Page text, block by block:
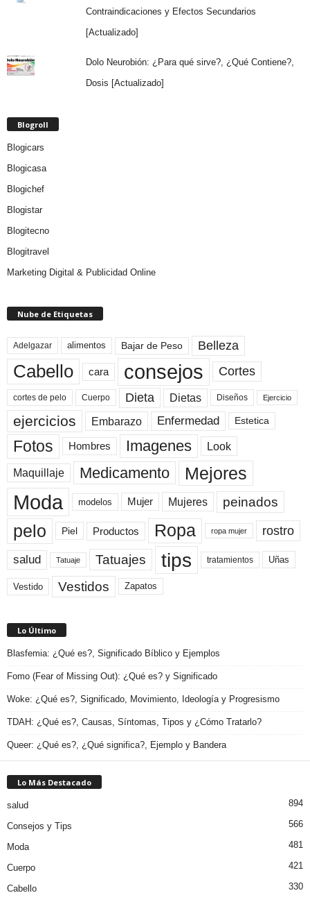
Contraindicaciones y Efectos Secundarios
[Actualizado]
Dolo Neurobión: ¿Para qué sirve?, ¿Qué Contiene?,
Dosis [Actualizado]
Blogroll
Blogicars
Blogicasa
Blogichef
Blogistar
Blogitecno
Blogitravel
Marketing Digital & Publicidad Online
Nube de Etiquetas
Adelgazar alimentos Bajar de Peso Belleza
Cabello cara consejos Cortes
cortes de pelo Cuerpo Dieta Dietas Diseños Ejercicio
ejercicios Embarazo Enfermedad Estetica
Fotos Hombres Imagenes Look
Maquillaje Medicamento Mejores
Moda modelos Mujer Mujeres peinados
pelo Piel Productos Ropa ropa mujer rostro
salud Tatuaje Tatuajes tips tratamientos Uñas
Vestido Vestidos Zapatos
Lo Último
Blasfemia: ¿Qué es?, Significado Bíblico y Ejemplos
Fomo (Fear of Missing Out): ¿Qué es? y Significado
Woke: ¿Qué es?, Significado, Movimiento, Ideología y Progresismo
TDAH: ¿Qué es?, Causas, Síntomas, Tipos y ¿Cómo Tratarlo?
Queer: ¿Qué es?, ¿Qué significa?, Ejemplo y Bandera
Lo Más Destacado
salud 894
Consejos y Tips 566
Moda 481
Cuerpo 421
Cabello 330